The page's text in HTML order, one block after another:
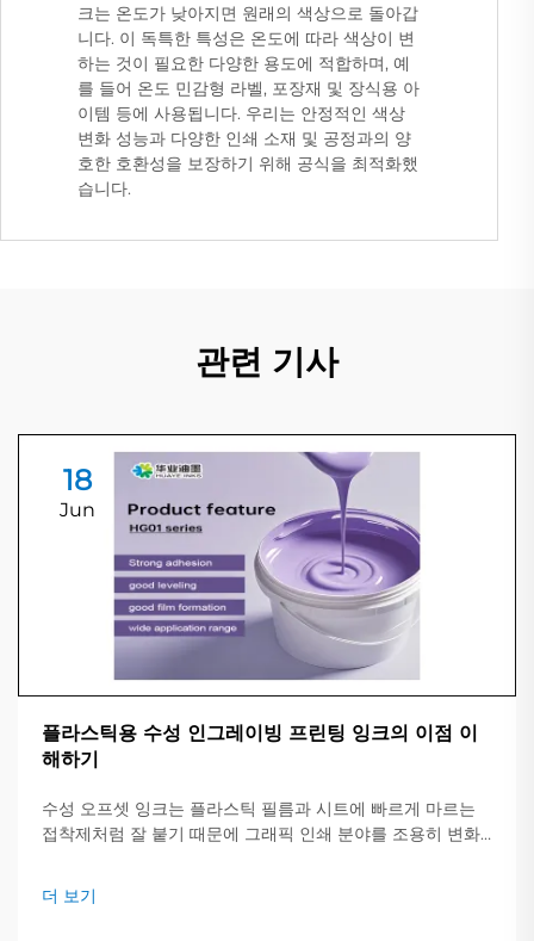
크는 온도가 낮아지면 원래의 색상으로 돌아갑
니다. 이 독특한 특성은 온도에 따라 색상이 변
하는 것이 필요한 다양한 용도에 적합하며, 예
를 들어 온도 민감형 라벨, 포장재 및 장식용 아
이템 등에 사용됩니다. 우리는 안정적인 색상
변화 성능과 다양한 인쇄 소재 및 공정과의 양
호한 호환성을 보장하기 위해 공식을 최적화했
습니다.
관련 기사
18
Jun
플라스틱용 수성 인그레이빙 프린팅 잉크의 이점 이
해하기
수성 오프셋 잉크는 플라스틱 필름과 시트에 빠르게 마르는
접착제처럼 잘 붙기 때문에 그래픽 인쇄 분야를 조용히 변화
구성되어 있어 프레스가 작업을 더 빠르게 처리하고 비용을
절감할 수 있습니다.
더 보기